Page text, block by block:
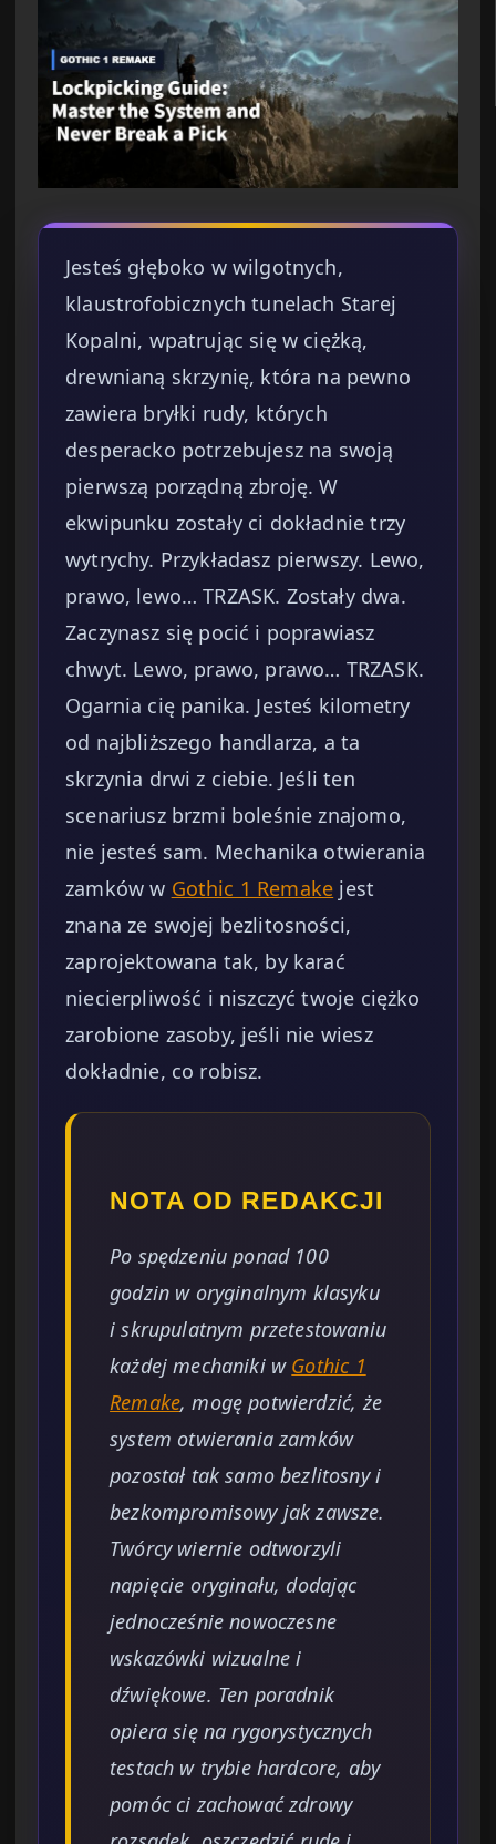
Jesteś głęboko w wilgotnych,
klaustrofobicznych tunelach Starej
Kopalni, wpatrując się w ciężką,
drewnianą skrzynię, która na pewno
zawiera bryłki rudy, których
desperacko potrzebujesz na swoją
pierwszą porządną zbroję. W
ekwipunku zostały ci dokładnie trzy
wytrychy. Przykładasz pierwszy. Lewo,
prawo, lewo… TRZASK. Zostały dwa.
Zaczynasz się pocić i poprawiasz
chwyt. Lewo, prawo, prawo… TRZASK.
Ogarnia cię panika. Jesteś kilometry
od najbliższego handlarza, a ta
skrzynia drwi z ciebie. Jeśli ten
scenariusz brzmi boleśnie znajomo,
nie jesteś sam. Mechanika otwierania
zamków w Gothic 1 Remake jest
znana ze swojej bezlitosności,
zaprojektowana tak, by karać
niecierpliwość i niszczyć twoje ciężko
zarobione zasoby, jeśli nie wiesz
dokładnie, co robisz.
NOTA OD REDAKCJI
Po spędzeniu ponad 100
godzin w oryginalnym klasyku
i skrupulatnym przetestowaniu
każdej mechaniki w Gothic 1
Remake, mogę potwierdzić, że
system otwierania zamków
pozostał tak samo bezlitosny i
bezkompromisowy jak zawsze.
Twórcy wiernie odtworzyli
napięcie oryginału, dodając
jednocześnie nowoczesne
wskazówki wizualne i
dźwiękowe. Ten poradnik
opiera się na rygorystycznych
testach w trybie hardcore, aby
pomóc ci zachować zdrowy